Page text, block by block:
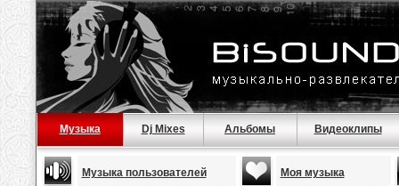
Музыка Dj Mixes Альбомы Видеоклипы
Музыка пользователей Моя музыка